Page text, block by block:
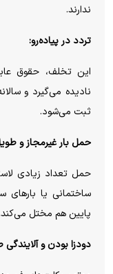
ندارند.
تردد در پیاده‌رو:
این تخلف، حقوق
نادیده می‌گیرد و
ثبت می‌شود.
حمل بار غیرمجاز و
حمل تعداد زیادی
ساختمانی یا بارهای
پایین هم مختل
دودزا بودن و